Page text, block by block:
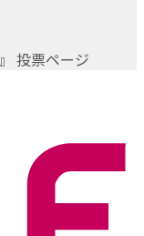
投票ページ